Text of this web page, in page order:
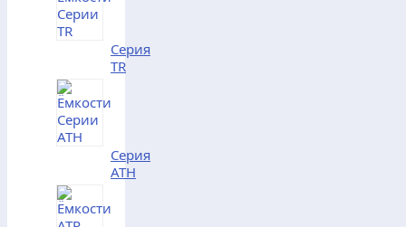
Серия
TR
Серия
АТH